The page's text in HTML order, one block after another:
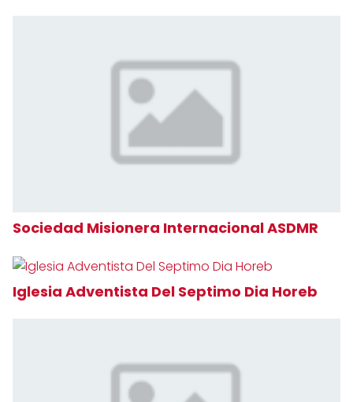
Sociedad Misionera Internacional ASDMR
Iglesia Adventista Del Septimo Dia Horeb